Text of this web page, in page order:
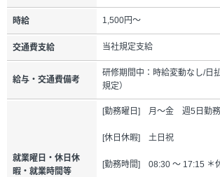
時給 1,500円～
交通費支給 当社規定支給
給与・交通費備考
研修期間中：時給変動なし/日
規定）
就業曜日・休日休
暇・就業時間等
[勤務曜日] 月～金 週5日勤務
[休日休暇] 土日祝
[勤務時間] 08:30 ～ 17:15 ＊